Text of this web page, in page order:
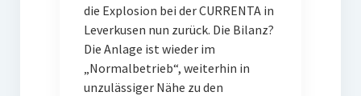
die Explosion bei der CURRENTA in
Leverkusen nun zurück. Die Bilanz?
Die Anlage ist wieder im
„Normalbetrieb“, weiterhin in
unzulässiger Nähe zu den